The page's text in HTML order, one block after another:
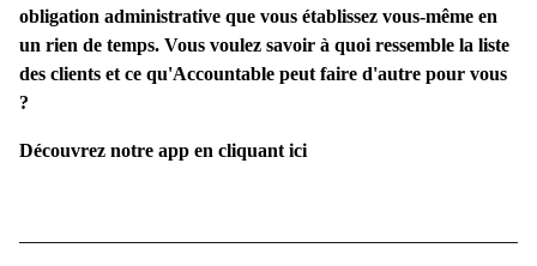
obligation administrative que vous établissez vous-même en
un rien de temps. Vous voulez savoir à quoi ressemble la liste
des clients et ce qu'Accountable peut faire d'autre pour vous
?
Découvrez notre app en cliquant ici